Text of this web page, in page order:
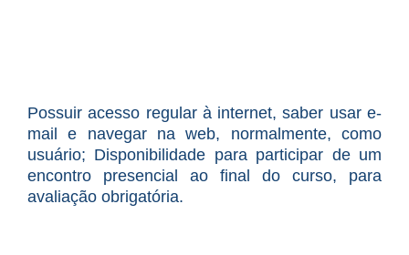
Possuir acesso regular à internet, saber usar e-
mail e navegar na web, normalmente, como
usuário; Disponibilidade para participar de um
encontro presencial ao final do curso, para
avaliação obrigatória.